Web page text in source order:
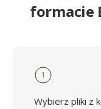
formacie
1
Wybierz pliki z